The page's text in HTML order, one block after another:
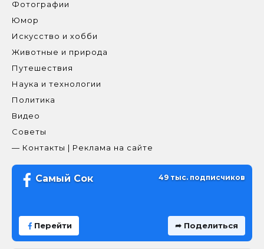
Фотографии
Юмор
Искусство и хобби
Животные и природа
Путешествия
Наука и технологии
Политика
Видео
Советы
— Контакты | Реклама на сайте
Самый Сок 49 тыс. подписчиков
Перейти ➦ Поделиться